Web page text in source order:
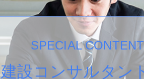
SPECIAL
建設コンサルタン